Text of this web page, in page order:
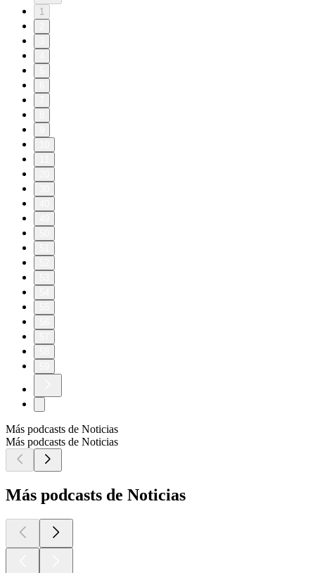
1
Más podcasts de Noticias
Más podcasts de Noticias
Más podcasts de Noticias